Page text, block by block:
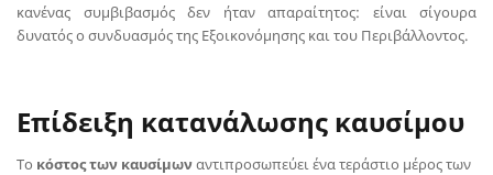
κανένας συμβιβασμός δεν ήταν απαραίτητος: είναι σίγουρα
δυνατός ο συνδυασμός της Εξοικονόμησης και του Περιβάλλοντος.
Επίδειξη κατανάλωσης καυσίμου
Το κόστος των καυσίμωναντιπροσωπεύει ένα τεράστιο μέρος των